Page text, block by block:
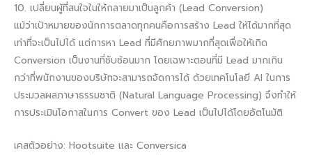
10. เปลี่ยนผู้ที่สนใจในให้กลายมาเป็นลูกค้า (Lead Conversion)
แม้ว่าเป้าหมายของนักการตลาดทุกคนคือการสร้าง Lead ให้ได้มากที่สุด
เท่าที่จะเป็นไปได้ แต่การหา Lead ที่มีศักยภาพมากที่สุดเพื่อให้เกิด
Conversion เป็นงานที่ซับซ้อนมาก โดยเฉพาะตอนที่มี Lead มากเกิน
กว่าที่พนักงานของบริษัทจะสามารถจัดการได้ ด้วยเทคโนโลยี AI ในการ
ประมวลผลภาษาธรรมชาติ (Natural Language Processing) จึงทำให้
การประเมินโอกาสในการ Convert ของ Lead เป็นไปได้โดยอัตโนมัติ
เคสตัวอย่าง: Hootsuite และ Conversica